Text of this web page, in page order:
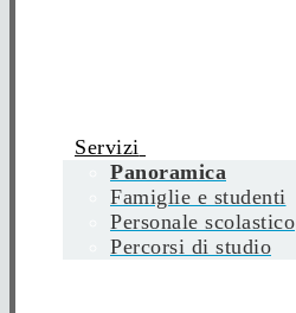
Servizi
Panoramica
Famiglie e studenti
Personale scolastico
Percorsi di studio